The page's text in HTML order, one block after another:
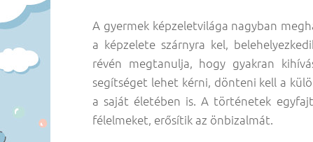
A gyermek képzeletvilága nagyban
a képzelete szárnyra kel,
révén megtanulja, hogy gyakran
segítséget lehet kérni, dönteni kell a
a saját életében is. A történetek
félelmeket, erősítik az önbizalmát.